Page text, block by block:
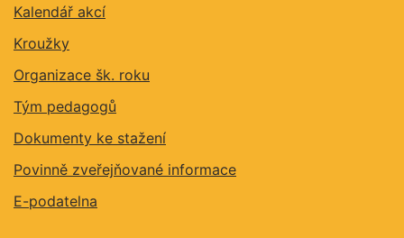
Kalendář akcí
Kroužky
Organizace šk. roku
Tým pedagogů
Dokumenty ke stažení
Povinně zveřejňované informace
E-podatelna